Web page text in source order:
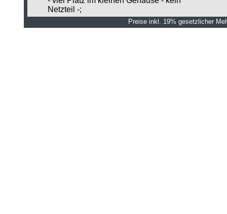
Netzteil -;
Preise inkl. 19% gesetzlicher